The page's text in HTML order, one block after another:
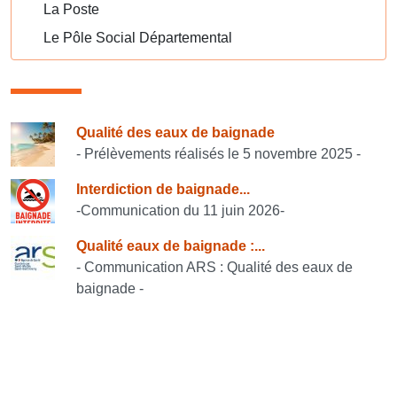
La Poste
Le Pôle Social Départemental
Consulter également
Qualité des eaux de baignade
- Prélèvements réalisés le 5 novembre 2025 -
Interdiction de baignade...
-Communication du 11 juin 2026-
Qualité eaux de baignade :...
- Communication ARS : Qualité des eaux de
baignade -